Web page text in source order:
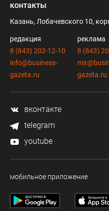
контакты
Казань, Лобачевского 10,
редакция
8 (843) 202-12-10
info@business-
gazeta.ru
реклама
8 (843)
gazeta.ru
вконтакте
telegram
youtube
мобильное приложение